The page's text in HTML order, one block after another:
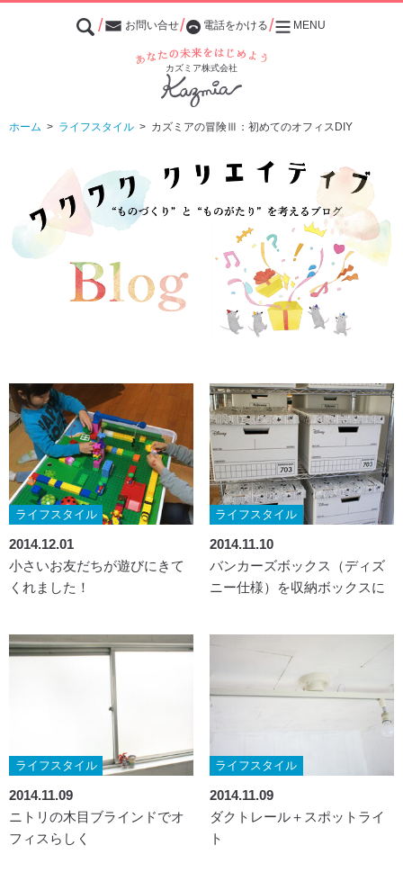
お問い合せ 電話をかける MENU
カズミア株式会社
ホーム > ライフスタイル > カズミアの冒険Ⅲ：初めてのオフィスDIY
ライフスタイル
2014.12.01
小さいお友だちが遊びにきて
くれました！
ライフスタイル
2014.11.10
バンカーズボックス（ディズ
ニー仕様）を収納ボックスに
ライフスタイル
2014.11.09
ニトリの木目ブラインドでオ
フィスらしく
ライフスタイル
2014.11.09
ダクトレール＋スポットライ
ト